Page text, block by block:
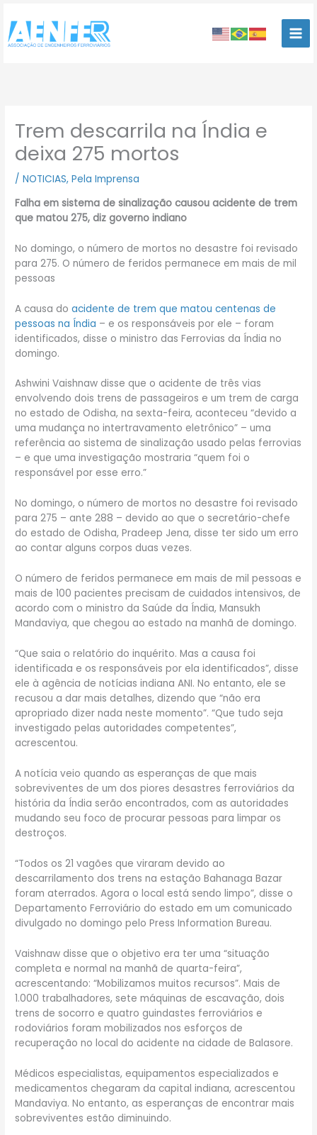
para
conteúdo
Trem descarrila na Índia e
deixa 275 mortos
/NOTICIAS,Pela Imprensa
Falha em sistema de sinalização causou acidente de trem
que matou 275, diz governo indiano
No domingo, o número de mortos no desastre foi revisado
para 275. O número de feridos permanece em mais de mil
pessoas
A causa doacidente de trem que matou centenas de
pessoas na Índia – e os responsáveis por ele – foram
identificados, disse o ministro das Ferrovias da Índia no
domingo.
Ashwini Vaishnaw disse que o acidente de três vias
envolvendo dois trens de passageiros e um trem de carga
no estado de Odisha, na sexta-feira, aconteceu “devido a
uma mudança no intertravamento eletrônico” – uma
referência ao sistema de sinalização usado pelas ferrovias
– e que uma investigação mostraria “quem foi o
responsável por esse erro.”
No domingo, o número de mortos no desastre foi revisado
para 275 – ante 288 – devido ao que o secretário-chefe
do estado de Odisha, Pradeep Jena, disse ter sido um erro
ao contar alguns corpos duas vezes.
O número de feridos permanece em mais de mil pessoas e
mais de 100 pacientes precisam de cuidados intensivos, de
acordo com o ministro da Saúde da Índia, Mansukh
Mandaviya, que chegou ao estado na manhã de domingo.
“Que saia o relatório do inquérito. Mas a causa foi
identificada e os responsáveis por ela identificados”, disse
ele à agência de notícias indiana ANI. No entanto, ele se
recusou a dar mais detalhes, dizendo que “não era
apropriado dizer nada neste momento”. “Que tudo seja
investigado pelas autoridades competentes”,
acrescentou.
A notícia veio quando as esperanças de que mais
sobreviventes de um dos piores desastres ferroviários da
história da Índia serão encontrados, com as autoridades
mudando seu foco de procurar pessoas para limpar os
destroços.
“Todos os 21 vagões que viraram devido ao
descarrilamento dos trens na estação Bahanaga Bazar
foram aterrados. Agora o local está sendo limpo”, disse o
Departamento Ferroviário do estado em um comunicado
divulgado no domingo pelo Press Information Bureau.
Vaishnaw disse que o objetivo era ter uma “situação
completa e normal na manhã de quarta-feira”,
acrescentando: “Mobilizamos muitos recursos”. Mais de
1.000 trabalhadores, sete máquinas de escavação, dois
trens de socorro e quatro guindastes ferroviários e
rodoviários foram mobilizados nos esforços de
recuperação no local do acidente na cidade de Balasore.
Médicos especialistas, equipamentos especializados e
medicamentos chegaram da capital indiana, acrescentou
Mandaviya. No entanto, as esperanças de encontrar mais
sobreviventes estão diminuindo.